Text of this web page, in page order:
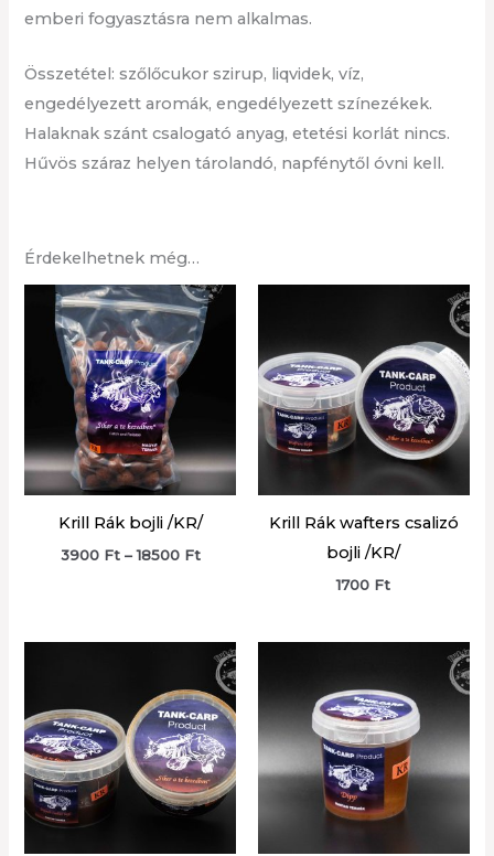
emberi fogyasztásra nem alkalmas.
Összetétel: szőlőcukor szirup, liqvidek, víz,
engedélyezett aromák, engedélyezett színezékek.
Halaknak szánt csalogató anyag, etetési korlát nincs.
Hűvös száraz helyen tárolandó, napfénytől óvni kell.
Érdekelhetnek még…
Krill Rák bojli /KR/
3900 Ft – 18500 FtÁrtartomány:
Krill Rák wafters csalizó
bojli /KR/
1700 Ft